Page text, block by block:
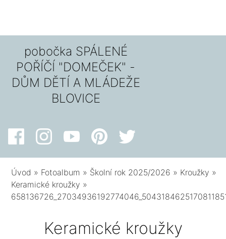
pobočka SPÁLENÉ
POŘÍČÍ "DOMEČEK" -
DŮM DĚTÍ A MLÁDEŽE
BLOVICE
Úvod » Fotoalbum » Školní rok 2025/2026 » Kroužky »
Keramické kroužky »
Keramické kroužky